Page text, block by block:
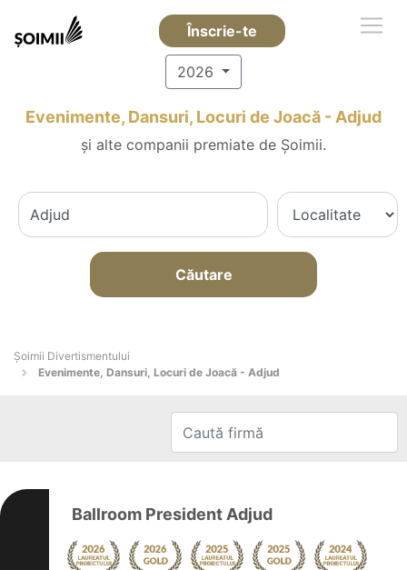
Înscrie-te
2026
Evenimente, Dansuri, Locuri de Joacă - Adjud
și alte companii premiate de Șoimii.
Căutare
Şoimii Divertismentului
Evenimente, Dansuri, Locuri de Joacă - Adjud
Ballroom President Adjud